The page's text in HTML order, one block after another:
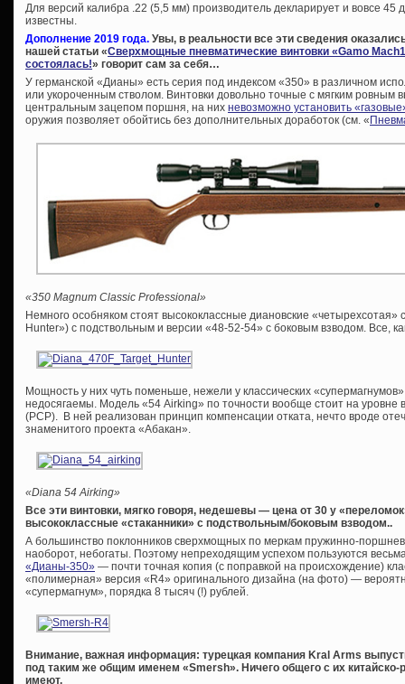
Для версий калибра .22 (5,5 мм) производитель декларирует и вовсе 45
известны.
Дополнение 2019 года. Увы, в реальности все эти сведения
нашей статьи «Сверхмощные пневматические винтовки «Gamo
состоялась!» говорит сам за себя…
У германской «Дианы» есть серия под индексом «350» в различном
или укороченным стволом. Винтовки довольно точные с мягким ровным
центральным зацепом поршня, на них невозможно установить
оружия позволяет обойтись без дополнительных доработок (см. «
«350 Magnum Classic Professional»
Немного особняком стоят высококлассные диановские
Hunter») с подствольным и версии «48-52-54» c боковым взводом. Все,
Мощность у них чуть поменьше, нежели у классических
недосягаемы. Модель «54 Airking» по точности вообще стоит на уровне
(PCP). В ней реализован принцип компенсации отката, нечто вроде
знаменитого проекта «Абакан».
«Diana 54 Airking»
Все эти винтовки, мягко говоря, недешевы — цена от 30 у
высококлассные «стаканники» с подствольным/боковым взводом..
А большинство поклонников сверхмощных по меркам пружинно-
наоборот, небогаты. Поэтому непреходящим успехом пользуются
«Дианы-350» — почти точная копия (с поправкой на происхождение)
«полимерная» версия «R4» оригинального дизайна (на фото) —
«супермагнум», порядка 8 тысяч (!) рублей.
Внимание, важная информация: турецкая компания Kral Arms
под таким же общим именем «Smersh». Ничего общего с их
имеют.